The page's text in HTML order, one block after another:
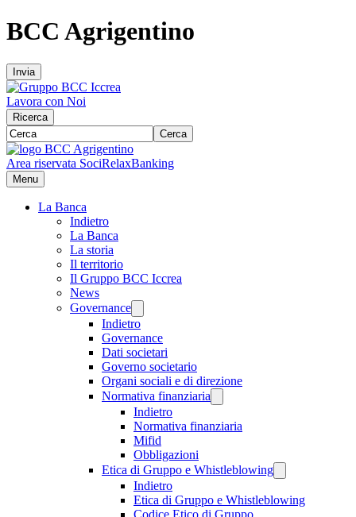
BCC Agrigentino
Invia
Lavora con Noi
Ricerca
Cerca
Area riservata SociRelaxBanking
Menu
La Banca
Indietro
La Banca
La storia
Il territorio
Il Gruppo BCC Iccrea
News
Governance
Indietro
Governance
Dati societari
Governo societario
Organi sociali e di direzione
Normativa finanziaria
Indietro
Normativa finanziaria
Mifid
Obbligazioni
Etica di Gruppo e Whistleblowing
Indietro
Etica di Gruppo e Whistleblowing
Codice Etico di Gruppo